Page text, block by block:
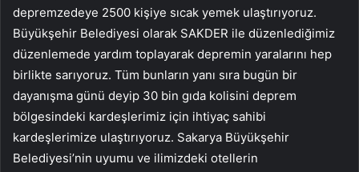
depremzedeye 2500 kişiye sıcak yemek ulaştırıyoruz.
Büyükşehir Belediyesi olarak SAKDER ile düzenlediğimiz
düzenlemede yardım toplayarak depremin yaralarını hep
birlikte sarıyoruz. Tüm bunların yanı sıra bugün bir
dayanışma günü deyip 30 bin gıda kolisini deprem
bölgesindeki kardeşlerimiz için ihtiyaç sahibi
kardeşlerimize ulaştırıyoruz. Sakarya Büyükşehir
Belediyesi’nin uyumu ve ilimizdeki otellerin